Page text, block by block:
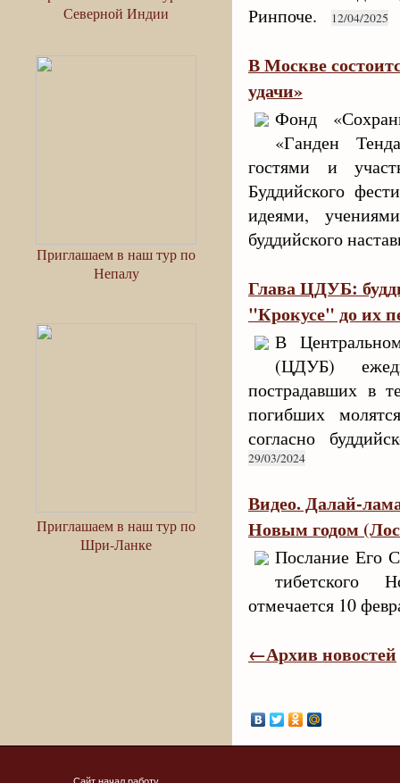
Северной Индии
Приглашаем в наш тур по
Непалу
Приглашаем в наш тур по
Шри-Ланке
Ринпоче.
12/04/2025
В Москве
удачи»
Фонд
«Ганден
гостями и
Буддийского
идеями,
буддийского
Глава ЦДУБ:
"Крокусе" до их
В
(ЦДУБ)
пострадавших в
погибших
согласно
29/03/2024
Видео. Далай-
Новым годом
Послание Его
тибетского
отмечается 10
←Архив новостей